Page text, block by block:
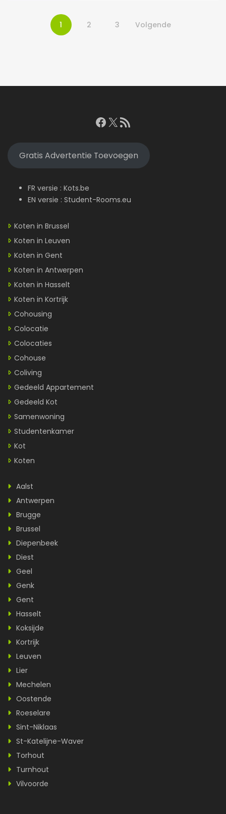
1 2 3 Volgende
Facebook
X RSS feed
Gratis Advertentie Toevoegen
FR versie : Kots.be
EN versie : Student-Rooms.eu
Koten in Brussel
Koten in Leuven
Koten in Gent
Koten in Antwerpen
Koten in Hasselt
Koten in Kortrijk
Cohousing
Colocatie
Colocaties
Cohouse
Coliving
Gedeeld Appartement
Gedeeld Kot
Samenwoning
Studentenkamer
Kot
Koten
Aalst
Antwerpen
Brugge
Brussel
Diepenbeek
Diest
Geel
Genk
Gent
Hasselt
Koksijde
Kortrijk
Leuven
Lier
Mechelen
Oostende
Roeselare
Sint-Niklaas
St-Katelijne-Waver
Torhout
Turnhout
Vilvoorde